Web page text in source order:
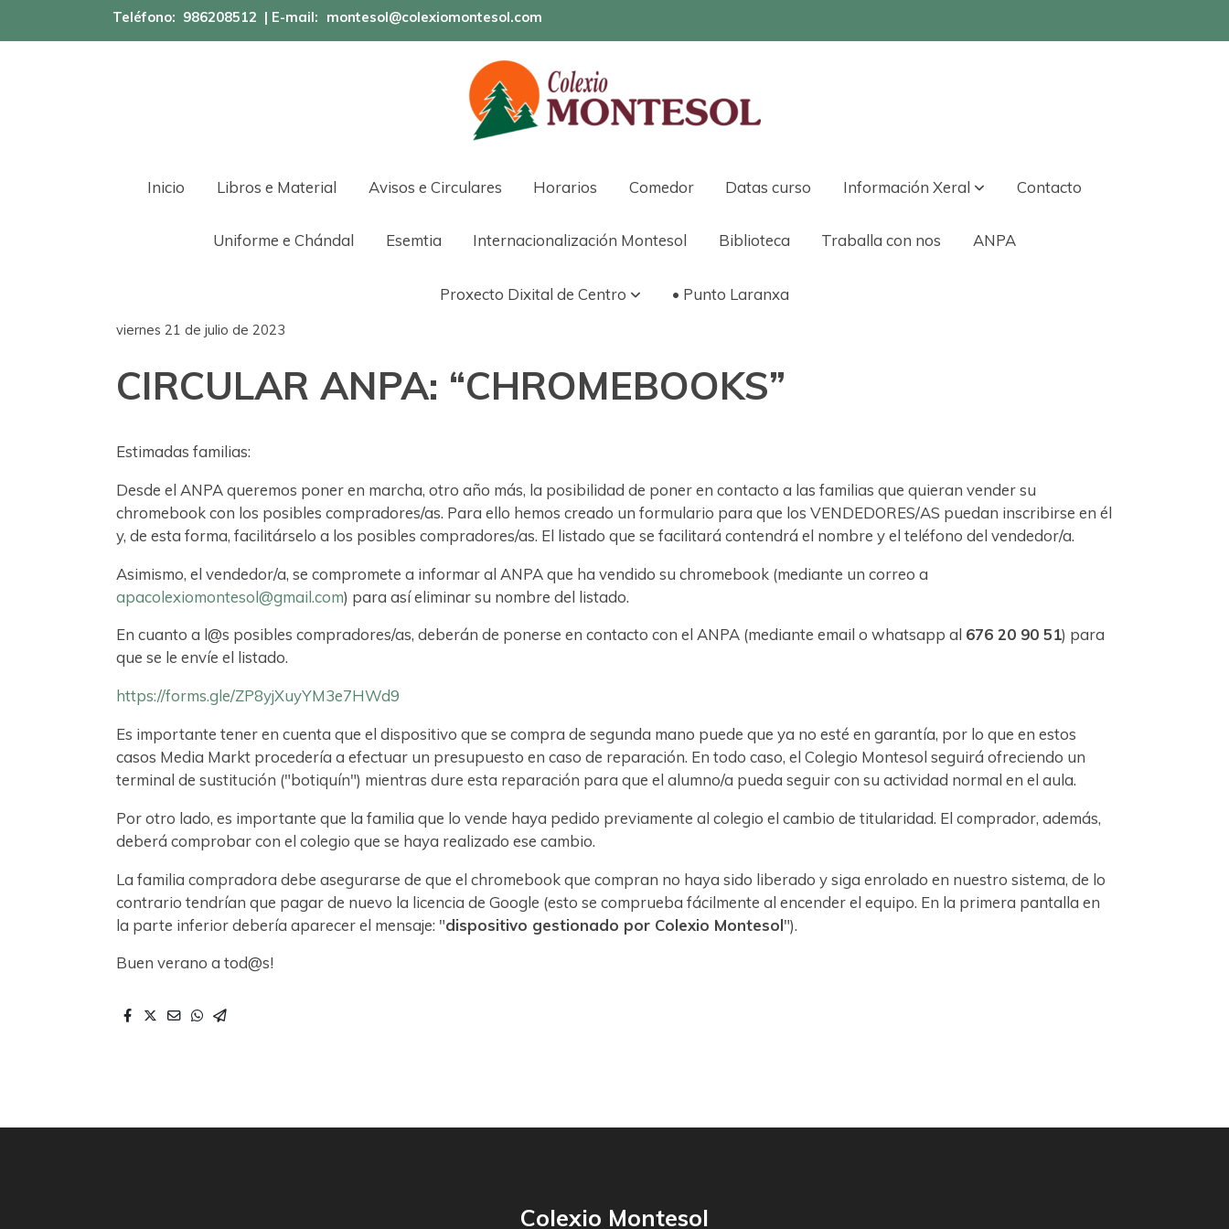
Teléfono: 986208512 | E-mail: montesol@colexiomontesol.com
Inicio Libros e Material Avisos e Circulares Horarios Comedor Datas curso Información Xeral Contacto
Uniforme e Chándal Esemtia Internacionalización Montesol Biblioteca Traballa con nos ANPA
Proxecto Dixital de Centro • Punto Laranxa
viernes 21 de julio de 2023
CIRCULAR ANPA: “CHROMEBOOKS”
Estimadas familias:
Desde el ANPA queremos poner en marcha, otro año más, la posibilidad de poner en contacto a las familias que quieran vender su
chromebook con los posibles compradores/as. Para ello hemos creado un formulario para que los VENDEDORES/AS puedan inscribirse en él
y, de esta forma, facilitárselo a los posibles compradores/as. El listado que se facilitará contendrá el nombre y el teléfono del vendedor/a.
Asimismo, el vendedor/a, se compromete a informar al ANPA que ha vendido su chromebook (mediante un correo a
apacolexiomontesol@gmail.com) para así eliminar su nombre del listado.
En cuanto a l@s posibles compradores/as, deberán de ponerse en contacto con el ANPA (mediante email o whatsapp al 676 20 90 51) para
que se le envíe el listado.
https://forms.gle/ZP8yjXuyYM3e7HWd9
Es importante tener en cuenta que el dispositivo que se compra de segunda mano puede que ya no esté en garantía, por lo que en estos
casos Media Markt procedería a efectuar un presupuesto en caso de reparación. En todo caso, el Colegio Montesol seguirá ofreciendo un
terminal de sustitución ("botiquín") mientras dure esta reparación para que el alumno/a pueda seguir con su actividad normal en el aula.
Por otro lado, es importante que la familia que lo vende haya pedido previamente al colegio el cambio de titularidad. El comprador, además,
deberá comprobar con el colegio que se haya realizado ese cambio.
La familia compradora debe asegurarse de que el chromebook que compran no haya sido liberado y siga enrolado en nuestro sistema, de lo
contrario tendrían que pagar de nuevo la licencia de Google (esto se comprueba fácilmente al encender el equipo. En la primera pantalla en
la parte inferior debería aparecer el mensaje: "dispositivo gestionado por Colexio Montesol").
Buen verano a tod@s!
Colexio Montesol